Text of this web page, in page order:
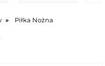
Piłka Nożna